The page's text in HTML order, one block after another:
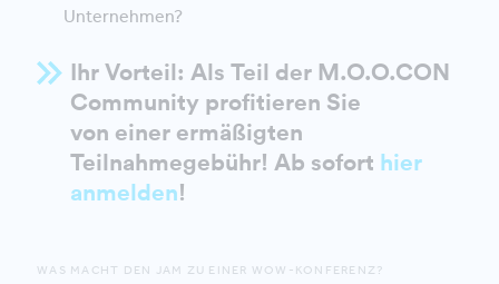
Unternehmen?
Ihr Vorteil: Als Teil der M.O.O.CON
Community profitieren Sie
von einer ermäßigten
Teilnahmegebühr! Ab sofort hier
anmelden!
WAS MACHT DEN JAM ZU EINER WOW-KONFERENZ?